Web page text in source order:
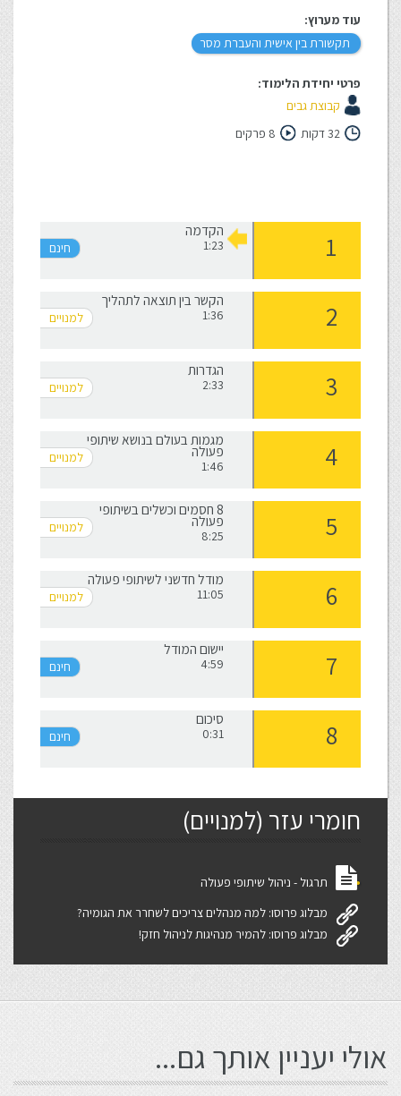
עוד מערוץ:
תקשורת בין אישית והעברת מסר
פרטי יחידת הלימוד:
קבוצת גבים
32 דקות
8 פרקים
הקדמה
1:23
הקשר בין תוצאה לתהליך
1:36
הגדרות
2:33
מגמות בעולם בנושא שיתופי
פעולה
1:46
8 חסמים וכשלים בשיתופי
פעולה
8:25
מודל חדשני לשיתופי פעולה
11:05
יישום המודל
4:59
סיכום
0:31
חומרי עזר (למנויים)
תרגול - ניהול שיתופי פעולה
מבלוג פרוסו: למה מנהלים צריכים לשחרר את הגומיה?
מבלוג פרוסו: להמיר מנהיגות לניהול חזק!
אולי יעניין אותך גם...